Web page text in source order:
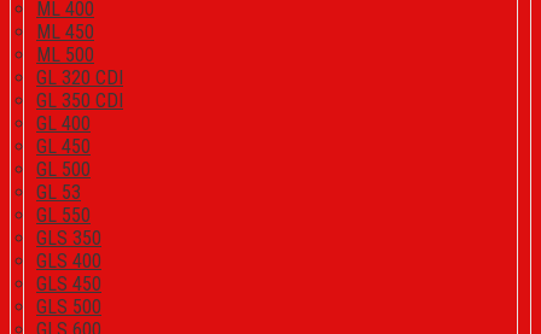
ML 400
ML 450
ML 500
GL 320 CDI
GL 350 CDI
GL 400
GL 450
GL 500
GL 53
GL 550
GLS 350
GLS 400
GLS 450
GLS 500